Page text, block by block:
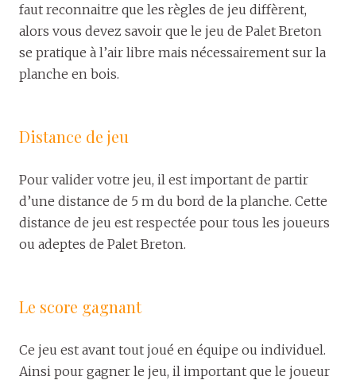
faut reconnaitre que les règles de jeu diffèrent,
alors vous devez savoir que le jeu de Palet Breton
se pratique à l’air libre mais nécessairement sur la
planche en bois.
Distance de jeu
Pour valider votre jeu, il est important de partir
d’une distance de 5 m du bord de la planche. Cette
distance de jeu est respectée pour tous les joueurs
ou adeptes de Palet Breton.
Le score gagnant
Ce jeu est avant tout joué en équipe ou individuel.
Ainsi pour gagner le jeu, il important que le joueur